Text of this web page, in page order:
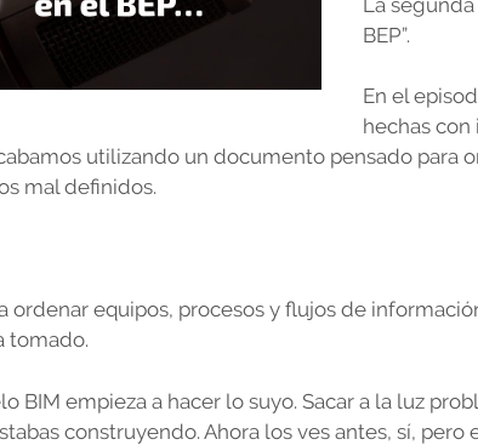
BEP”.
En el
hechas con
utilizando un documento pensado para
mal definidos.
ordenar equipos, procesos y flujos de
tomado.
BIM empieza a hacer lo suyo. Sacar a la luz
construyendo. Ahora los ves antes, sí,